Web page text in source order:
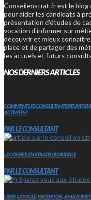
Conseilenstrat.fr est le blog
pour aider les candidats à
présentation d'études de
vocation d'informer sur
découvrir et mieux
place et de partager des
les actuels et futurs
NOS DERNIERS ARTICLES
COMMENT LES CONSULTANTS PEUVENT-
ACTIVITÉS?
PAR LE CONSULTANT
LE CONSEIL EN STRATÉGIE DIGITALE
PAR LE CONSULTANT
UBER, GOOGLE, FACEBOOK, AMAZON ET